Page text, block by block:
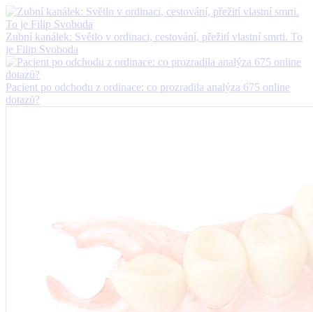
Zubní kanálek: Světlo v ordinaci, cestování, přežití vlastní smrti. To
je Filip Svoboda
Pacient po odchodu z ordinace: co prozradila analýza 675 online
dotazů?